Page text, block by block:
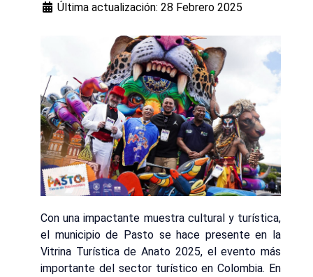
Última actualización: 28 Febrero 2025
Con una impactante muestra cultural y turística,
el municipio de Pasto se hace presente en la
Vitrina Turística de Anato 2025, el evento más
importante del sector turístico en Colombia. En